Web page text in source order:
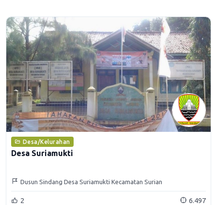
Desa/Kelurahan
Desa Suriamukti
Dusun Sindang Desa Suriamukti Kecamatan Surian
2 6.497